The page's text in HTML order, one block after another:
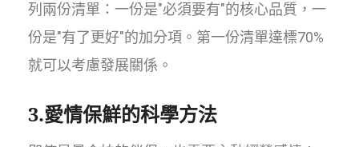
列兩份清單：一份是"必須要有"的核心品質，一
份是"有了更好"的加分項。第一份清單達標70%
就可以考慮發展關係。
3.愛情保鮮的科學方法